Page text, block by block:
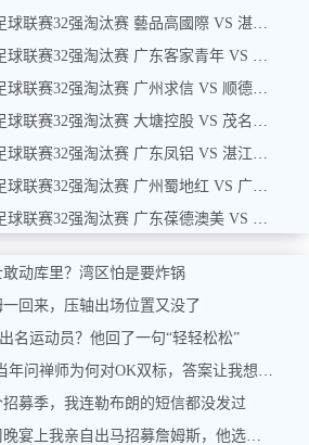
08月04日 佛山西甲足球联赛32强淘汰赛 藝品高國際 VS 湛江狂狼·粵辉能源 全场录像
08月03日 佛山西甲足球联赛32强淘汰赛 广东客家青年 VS 广州英华思力U17 全场录像
08月03日 佛山西甲足球联赛32强淘汰赛 广州求信 VS 顺德新青年 全场录像
08月03日 佛山西甲足球联赛32强淘汰赛 大塘控股 VS 茂名市点都得 全场录像
08月03日 佛山西甲足球联赛32强淘汰赛 广东凤铝 VS 湛江八部科技 全场录像
08月03日 佛山西甲足球联赛32强淘汰赛 广州蜀地红 VS 广州戴拿模 全场录像
08月02日 佛山西甲足球联赛32强淘汰赛 广东葆德澳美 VS 白坭兴龙 全场录像
动库里？湾区怕是要炸锅
回来，压轴出场位置又没了
名运动员？他回了一句“轻轻松松”
布莱恩·肖爆内幕：当年问禅师为何对OK双标，答案让我想起训狗那套
募季，我连勒布朗的短信都没发过
宾州州长自曝：上周晚宴上我亲自出马招募詹姆斯，他选了费城，我挺高兴